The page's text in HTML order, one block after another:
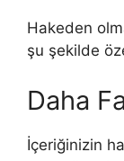
Hakeden
şu şekilde
Daha
İçeriğinizin